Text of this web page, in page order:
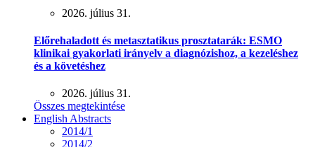
2026. július 31.
Előrehaladott és metasztatikus prosztatarák: ESMO
klinikai gyakorlati irányelv a diagnózishoz, a kezeléshez
és a követéshez
2026. július 31.
Összes megtekintése
English Abstracts
2014/1
2014/2